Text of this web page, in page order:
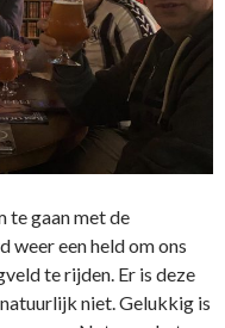
te gaan met de
weer een held om ons
te rijden. Er is deze
niet. Gelukkig is